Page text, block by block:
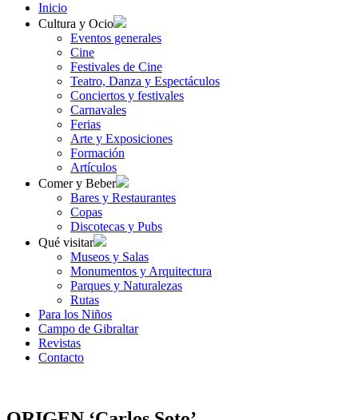
Inicio
Cultura y Ocio
Eventos generales
Cine
Festivales de Cine
Teatro, Danza y Espectáculos
Conciertos y festivales
Carnavales
Ferias
Arte y Exposiciones
Formación
Artículos
Comer y Beber
Bares y Restaurantes
Copas
Discotecas y Pubs
Qué visitar
Museos y Salas
Monumentos y Arquitectura
Parques y Naturalezas
Rutas
Para los Niños
Campo de Gibraltar
Revistas
Contacto